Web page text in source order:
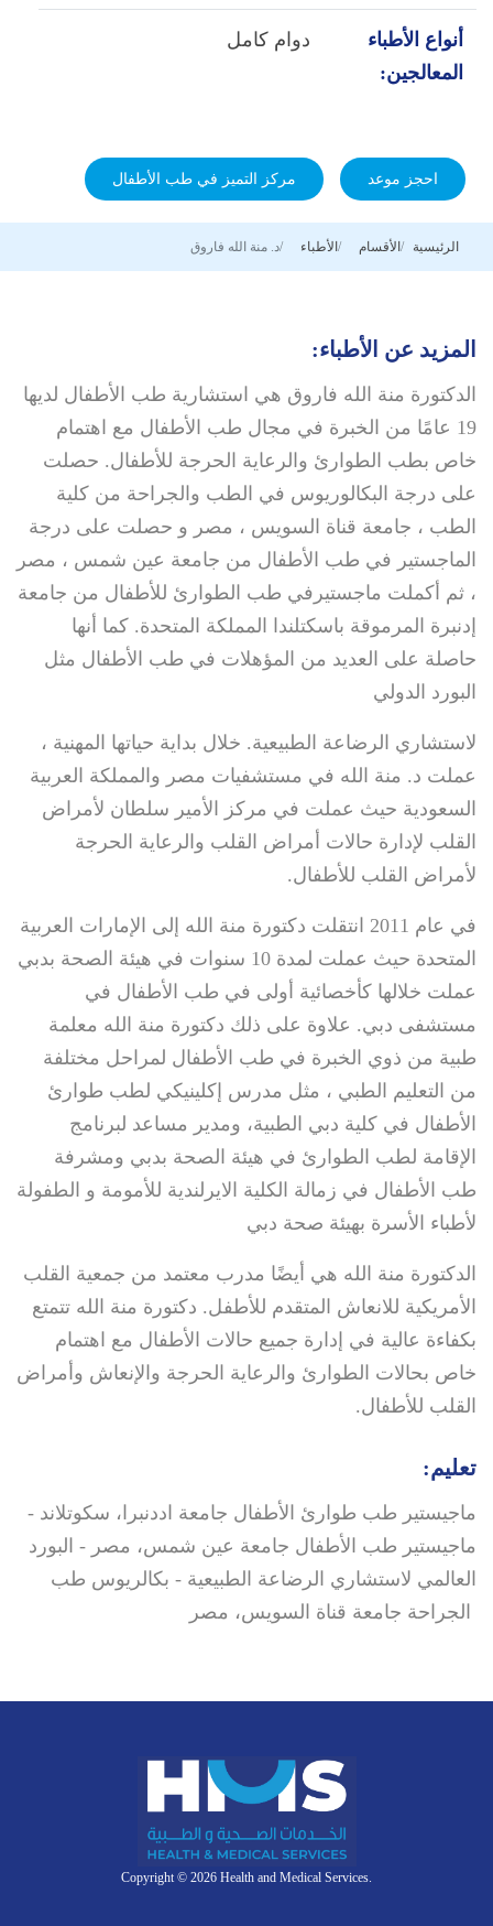
أنواع الأطباء
المعالجين:
دوام كامل
احجز موعد مركز التميز في طب الأطفال
الرئيسية الأقسام الأطباء د. منة الله فاروق
المزيد عن الأطباء:
الدكتورة منة الله فاروق هي استشارية طب الأطفال لديها
19 عامًا من الخبرة في مجال طب الأطفال مع اهتمام
خاص بطب الطوارئ والرعاية الحرجة للأطفال. حصلت
على درجة البكالوريوس في الطب والجراحة من كلية
الطب ، جامعة قناة السويس ، مصر و حصلت على درجة
الماجستير في طب الأطفال من جامعة عين شمس ، مصر
، ثم أكملت ماجستيرفي طب الطوارئ للأطفال من جامعة
إدنبرة المرموقة باسكتلندا المملكة المتحدة. كما أنها
حاصلة على العديد من المؤهلات في طب الأطفال مثل
البورد الدولي
لاستشاري الرضاعة الطبيعية. خلال بداية حياتها المهنية ،
عملت د. منة الله في مستشفيات مصر والمملكة العربية
السعودية حيث عملت في مركز الأمير سلطان لأمراض
القلب لإدارة حالات أمراض القلب والرعاية الحرجة
لأمراض القلب للأطفال.
في عام 2011 انتقلت دكتورة منة الله إلى الإمارات العربية
المتحدة حيث عملت لمدة 10 سنوات في هيئة الصحة بدبي
عملت خلالها كأخصائية أولى في طب الأطفال في
مستشفى دبي. علاوة على ذلك دكتورة منة الله معلمة
طبية من ذوي الخبرة في طب الأطفال لمراحل مختلفة
من التعليم الطبي ، مثل مدرس إكلينيكي لطب طوارئ
الأطفال في كلية دبي الطبية، ومدير مساعد لبرنامج
الإقامة لطب الطوارئ في هيئة الصحة بدبي ومشرفة
طب الأطفال في زمالة الكلية الايرلندية للأمومة و الطفولة
لأطباء الأسرة بهيئة صحة دبي
الدكتورة منة الله هي أيضًا مدرب معتمد من جمعية القلب
الأمريكية للانعاش المتقدم للأطفل. دكتورة منة الله تتمتع
بكفاءة عالية في إدارة جميع حالات الأطفال مع اهتمام
خاص بحالات الطوارئ والرعاية الحرجة والإنعاش وأمراض
القلب للأطفال.
تعليم:
ماجيستير طب طوارئ الأطفال جامعة اددنبرا، سكوتلاند -
ماجيستير طب الأطفال جامعة عين شمس، مصر - البورد
العالمي لاستشاري الرضاعة الطبيعية - بكالريوس طب
الجراحة جامعة قناة السويس، مصر
Copyright © 2026 Health and Medical Services.